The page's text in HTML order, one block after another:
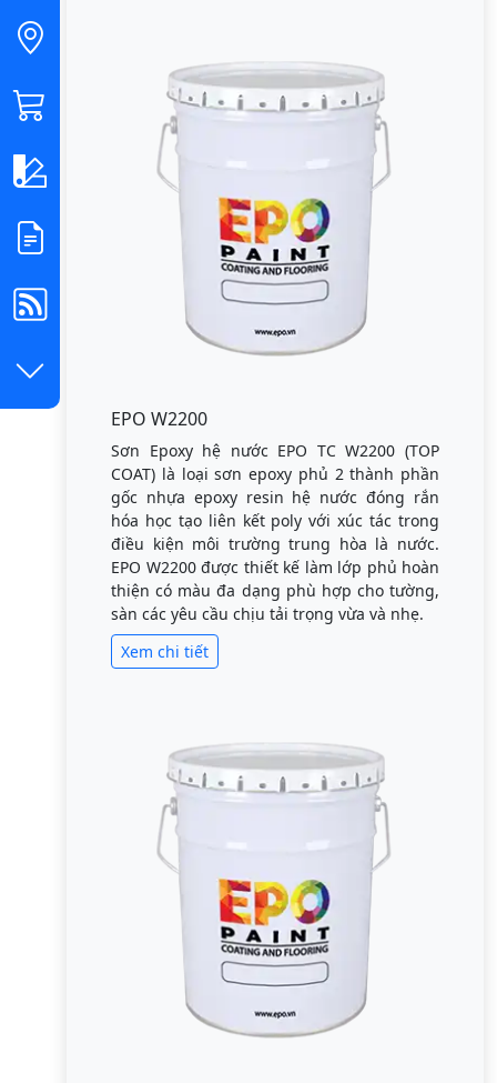
EPO W2200
Sơn Epoxy hệ nước EPO TC W2200 (TOP
COAT) là loại sơn epoxy phủ 2 thành phần
gốc nhựa epoxy resin hệ nước đóng rắn
hóa học tạo liên kết poly với xúc tác trong
điều kiện môi trường trung hòa là nước.
EPO W2200 được thiết kế làm lớp phủ hoàn
thiện có màu đa dạng phù hợp cho tường,
sàn các yêu cầu chịu tải trọng vừa và nhẹ.
Xem chi tiết